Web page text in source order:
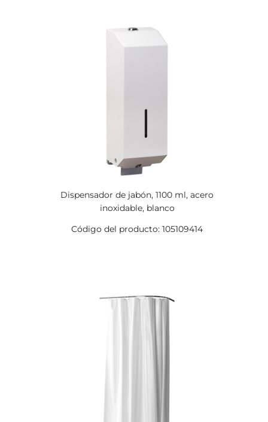
Dispensador de jabón, 1100 ml, acero
inoxidable, blanco
Código del producto: 105109414